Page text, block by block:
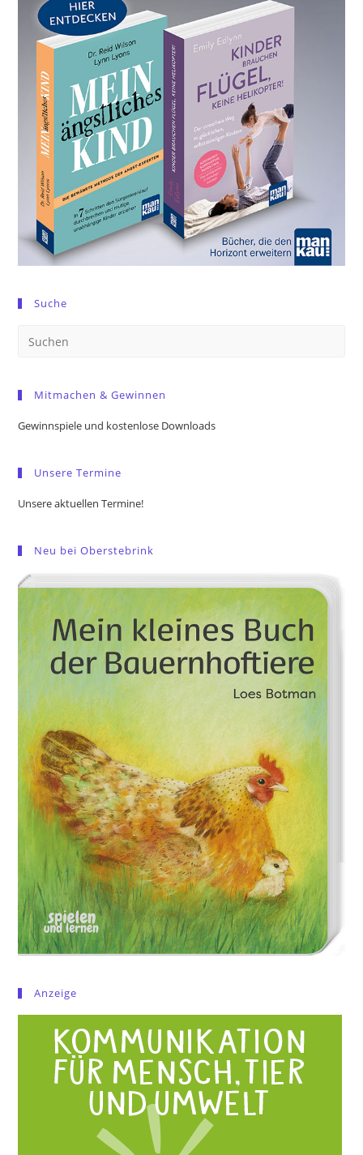
Suche
Mitmachen & Gewinnen
Gewinnspiele und kostenlose Downloads
Unsere Termine
Unsere aktuellen Termine!
Neu bei Oberstebrink
Anzeige